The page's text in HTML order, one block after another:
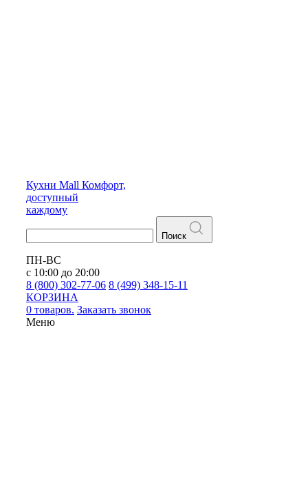
Кухни Mall Комфорт,
доступный
каждому
Поиск
ПН-ВС
с 10:00 до 20:00
8 (800) 302-77-06 8 (499) 348-15-11
КОРЗИНА
0 товаров. Заказать звонок
Меню